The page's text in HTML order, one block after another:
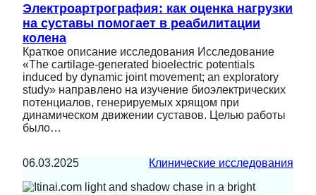
Электроартрография: как оценка нагрузки
на суставы помогает в реабилитации
колена
Краткое описание исследования Исследование
«The cartilage-generated bioelectric potentials
induced by dynamic joint movement; an exploratory
study» направлено на изучение биоэлектрических
потенциалов, генерируемых хрящом при
динамическом движении суставов. Целью работы
было…
06.03.2025 Клинические исследования